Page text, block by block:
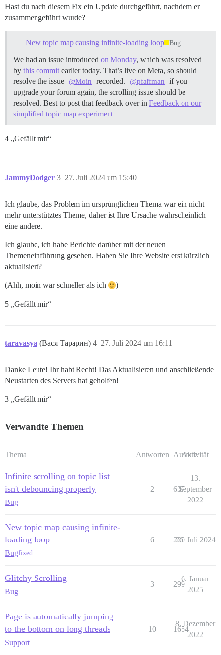
Hast du nach diesem Fix ein Update durchgeführt, nachdem er
zusammengeführt wurde?
New topic map causing infinite-loading loop Bug
We had an issue introduced on Monday, which was resolved
by this commit earlier today. That’s live on Meta, so should
resolve the issue @Moin recorded. @pfaffman
if you
upgrade your forum again, the scrolling issue should be
resolved. Best to post that feedback over in Feedback on our
simplified topic map experiment
4 „Gefällt mir“
JammyDodger 27. Juli 2024 um 15:40
3
Ich glaube, das Problem im ursprünglichen Thema war ein nicht
mehr unterstütztes Theme, daher ist Ihre Ursache wahrscheinlich
eine andere.
Ich glaube, ich habe Berichte darüber mit der neuen
Themeneinführung gesehen. Haben Sie Ihre Website erst kürzlich
aktualisiert?
(Ahh, moin war schneller als ich )
5 „Gefällt mir“
taravasya (Вася Тарарин) 27. Juli 2024 um 16:11
4
Danke Leute! Ihr habt Recht! Das Aktualisieren und anschließende
Neustarten des Servers hat geholfen!
3 „Gefällt mir“
Verwandte Themen
Thema Antworten Aufrufe
Aktivität
Infinite scrolling on topic list
isn't debouncing properly
Bug
2 637
13.
September
2022
New topic map causing infinite-
loading loop
Bugfixed
6 229
26. Juli 2024
Glitchy Scrolling
Bug
3 299
6. Januar
2025
Page is automatically jumping
to the bottom on long threads
Support
10 1654
8. Dezember
2022